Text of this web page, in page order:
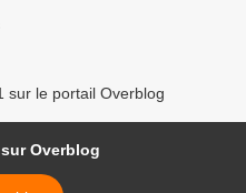
sur le portail Overblog
Overblog